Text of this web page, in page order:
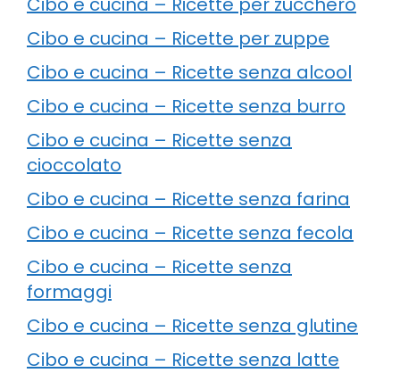
Cibo e cucina – Ricette per zuppe
Cibo e cucina – Ricette senza alcool
Cibo e cucina – Ricette senza burro
Cibo e cucina – Ricette senza
cioccolato
Cibo e cucina – Ricette senza farina
Cibo e cucina – Ricette senza fecola
Cibo e cucina – Ricette senza
formaggi
Cibo e cucina – Ricette senza glutine
Cibo e cucina – Ricette senza latte